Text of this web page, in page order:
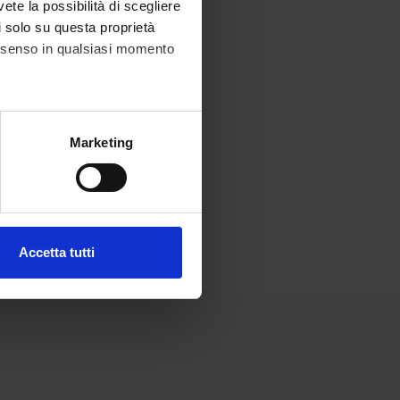
la possibilità di scegliere
su questa proprietà
in qualsiasi momento
metro,Marketing
Accetta tutti